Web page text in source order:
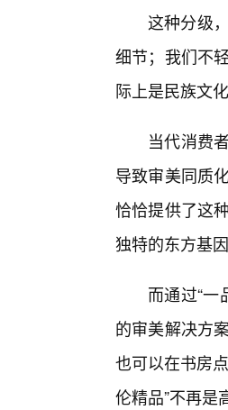
这种分级
细节；我们不
际上是民族文
当代消费
导致审美同质
恰恰提供了这
独特的东方基因
而通过“
的审美解决方
也可以在书房
伦精品”不再是